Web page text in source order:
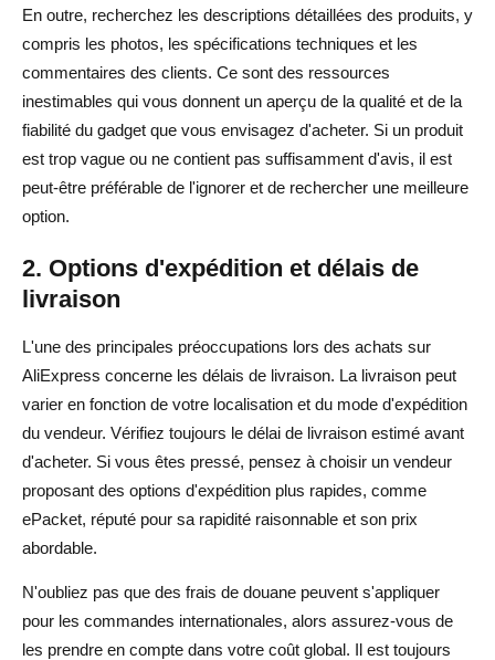
En outre, recherchez les descriptions détaillées des produits, y
compris les photos, les spécifications techniques et les
commentaires des clients. Ce sont des ressources
inestimables qui vous donnent un aperçu de la qualité et de la
fiabilité du gadget que vous envisagez d'acheter. Si un produit
est trop vague ou ne contient pas suffisamment d'avis, il est
peut-être préférable de l'ignorer et de rechercher une meilleure
option.
2. Options d'expédition et délais de
livraison
L'une des principales préoccupations lors des achats sur
AliExpress concerne les délais de livraison. La livraison peut
varier en fonction de votre localisation et du mode d'expédition
du vendeur. Vérifiez toujours le délai de livraison estimé avant
d'acheter. Si vous êtes pressé, pensez à choisir un vendeur
proposant des options d'expédition plus rapides, comme
ePacket, réputé pour sa rapidité raisonnable et son prix
abordable.
N'oubliez pas que des frais de douane peuvent s'appliquer
pour les commandes internationales, alors assurez-vous de
les prendre en compte dans votre coût global. Il est toujours